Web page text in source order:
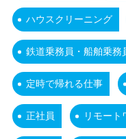
ハウスクリーニング
鉄道乗務員・船舶乗務
定時で帰れる仕事
正社員 リモート